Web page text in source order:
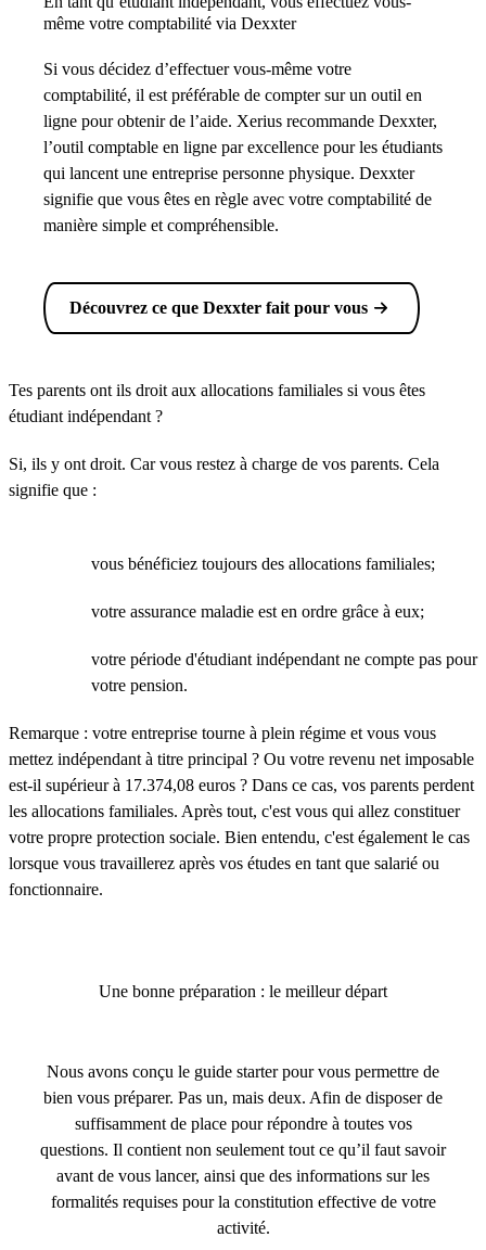
même votre comptabilité via Dexxter
Si vous décidez d’effectuer vous-même votre
comptabilité, il est préférable de compter sur un outil en
ligne pour obtenir de l’aide. Xerius recommande Dexxter,
l’outil comptable en ligne par excellence pour les étudiants
qui lancent une entreprise personne physique. Dexxter
signifie que vous êtes en règle avec votre comptabilité de
manière simple et compréhensible.
Découvrez ce que Dexxter fait pour vous
Tes parents ont ils droit aux allocations familiales si vous êtes
étudiant indépendant ?
Si, ils y ont droit. Car vous restez à charge de vos parents. Cela
signifie que :
vous bénéficiez toujours des allocations familiales;
votre assurance maladie est en ordre grâce à eux;
votre période d'étudiant indépendant ne compte pas pour
votre pension.
Remarque : votre entreprise tourne à plein régime et vous vous
mettez indépendant à titre principal ? Ou votre revenu net imposable
est-il supérieur à 17.374,08 euros ? Dans ce cas, vos parents perdent
les allocations familiales. Après tout, c'est vous qui allez constituer
votre propre protection sociale. Bien entendu, c'est également le cas
lorsque vous travaillerez après vos études en tant que salarié ou
fonctionnaire.
Une bonne préparation : le meilleur départ
Nous avons conçu le guide starter pour vous permettre de
bien vous préparer. Pas un, mais deux. Afin de disposer de
suffisamment de place pour répondre à toutes vos
questions. Il contient non seulement tout ce qu’il faut savoir
avant de vous lancer, ainsi que des informations sur les
formalités requises pour la constitution effective de votre
activité.